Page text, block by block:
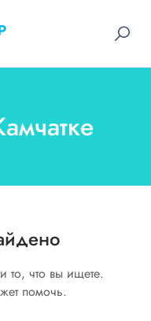
то, что вы ищете.
помочь.